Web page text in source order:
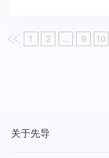
1 2 ... 9 10
关于先导